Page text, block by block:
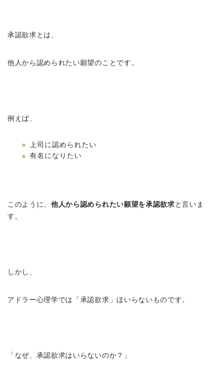
承認欲求とは、
他人から認められたい願望のことです。
例えば、
上司に認められたい
有名になりたい
このように、他人から認められたい願望を承認欲求 と言いま
す。
しかし、
アドラー心理学では「承認欲求」ほいらないものです。
「なぜ、承認欲求はいらないのか？」